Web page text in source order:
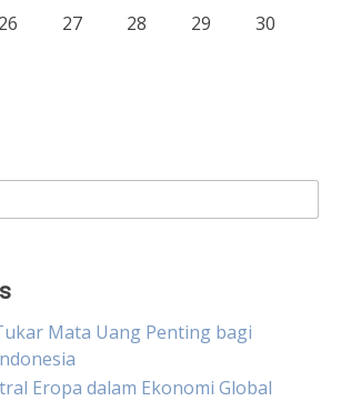
26 27 28 29
30
Mata Uang Penting bagi
Eropa dalam Ekonomi Global